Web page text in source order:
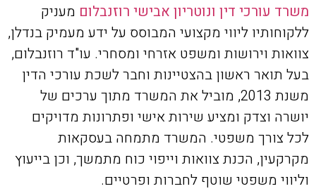
משרד עורכי דין ונוטריון אבישי רוזנבלום מעניק
ללקוחותיו ליווי מקצועי המבוסס על ידע מעמיק בנדלן,
צוואות וירושות ומשפט אזרחי ומסחרי. עו"ד רוזנבלום,
בעל תואר ראשון בהצטיינות וחבר לשכת עורכי הדין
משנת 2013, מוביל את המשרד מתוך ערכים של
יושרה וצדק ומציע שירות אישי ופתרונות מדויקים
לכל צורך משפטי. המשרד מתמחה בעסקאות
מקרקעין, הכנת צוואות וייפוי כוח מתמשך, וכן בייעוץ
וליווי משפטי שוטף לחברות ופרטיים.